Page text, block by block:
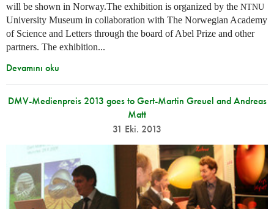
will be shown in Norway.The exhibition is organized by the NTNU
University Museum in collaboration with The Norwegian Academy
of Science and Letters through the board of Abel Prize and other
partners. The exhibition...
Devamını oku
DMV-Medienpreis 2013 goes to Gert-Martin Greuel and Andreas
Matt
31 Eki. 2013